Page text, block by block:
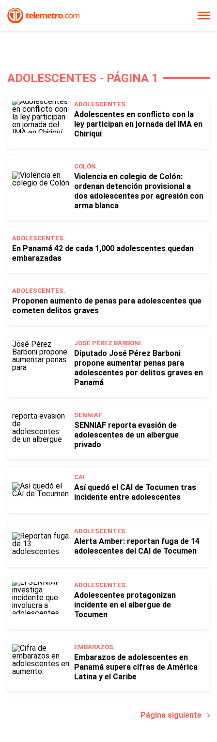
ADOLESCENTES - PÁGINA 1
ADOLESCENTES.
Adolescentes en conflicto con la
ley participan en jornada del IMA en
Chiriquí
COLÓN.
Violencia en colegio de Colón:
ordenan detención provisional a
dos adolescentes por agresión con
arma blanca
ADOLESCENTES.
En Panamá 42 de cada 1,000 adolescentes quedan
embarazadas
ADOLESCENTES.
Proponen aumento de penas para adolescentes que
cometen delitos graves
JOSÉ PÉREZ BARBONI.
Diputado José Pérez Barboni
propone aumentar penas para
adolescentes por delitos graves en
Panamá
SENNIAF.
SENNIAF reporta evasión de
adolescentes de un albergue
privado
CAI.
Así quedó el CAI de Tocumen tras
incidente entre adolescentes
ADOLESCENTES.
Alerta Amber: reportan fuga de 14
adolescentes del CAI de Tocumen
ADOLESCENTES.
Adolescentes protagonizan
incidente en el albergue de
Tocumen
EMBARAZOS.
Embarazos de adolescentes en
Panamá supera cifras de América
Latina y el Caribe
Página siguiente